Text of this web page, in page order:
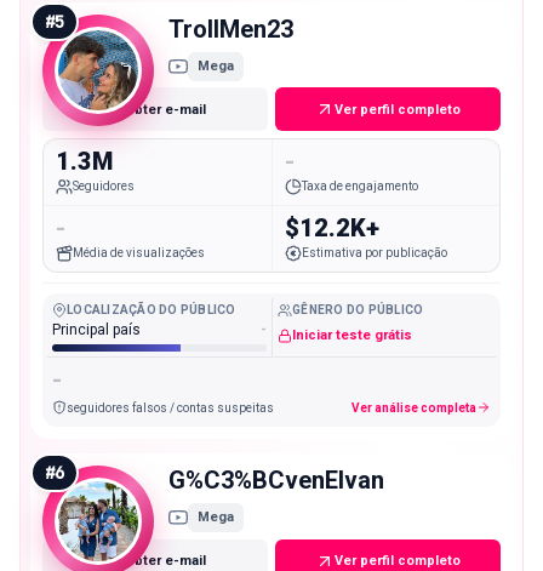
#5 TrollMen23
Mega
Obter e-mail Ver perfil completo
1.3M
Seguidores
-
Taxa de engajamento
-
Média de visualizações
$12.2K+
Estimativa por publicação
LOCALIZAÇÃO DO PÚBLICO
Principal país -
GÊNERO DO PÚBLICO
Iniciar teste grátis
-
seguidores falsos / contas suspeitas Ver análise completa
#6 G%C3%BCvenElvan
Mega
Obter e-mail Ver perfil completo